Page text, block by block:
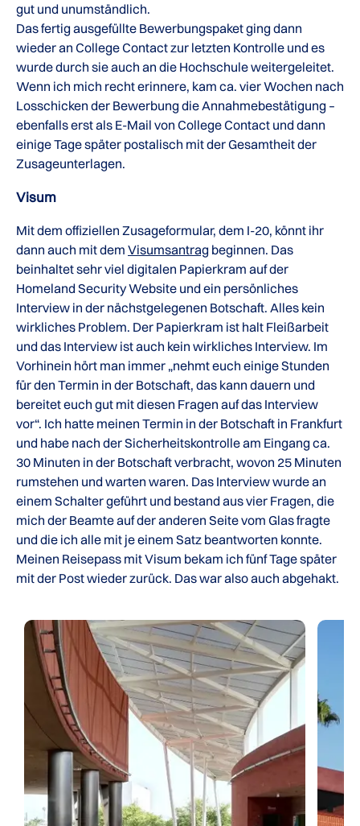
gut und unumständlich.
Das fertig ausgefüllte Bewerbungspaket ging dann
wieder an College Contact zur letzten Kontrolle und es
wurde durch sie auch an die Hochschule weitergeleitet.
Wenn ich mich recht erinnere, kam ca. vier Wochen nach
Losschicken der Bewerbung die Annahmebestätigung –
ebenfalls erst als E-Mail von College Contact und dann
einige Tage später postalisch mit der Gesamtheit der
Zusageunterlagen.
Visum
Mit dem offiziellen Zusageformular, dem I-20, könnt ihr
dann auch mit dem Visumsantrag beginnen. Das
beinhaltet sehr viel digitalen Papierkram auf der
Homeland Security Website und ein persönliches
Interview in der nächstgelegenen Botschaft. Alles kein
wirkliches Problem. Der Papierkram ist halt Fleißarbeit
und das Interview ist auch kein wirkliches Interview. Im
Vorhinein hört man immer „nehmt euch einige Stunden
für den Termin in der Botschaft, das kann dauern und
bereitet euch gut mit diesen Fragen auf das Interview
vor“. Ich hatte meinen Termin in der Botschaft in Frankfurt
und habe nach der Sicherheitskontrolle am Eingang ca.
30 Minuten in der Botschaft verbracht, wovon 25 Minuten
rumstehen und warten waren. Das Interview wurde an
einem Schalter geführt und bestand aus vier Fragen, die
mich der Beamte auf der anderen Seite vom Glas fragte
und die ich alle mit je einem Satz beantworten konnte.
Meinen Reisepass mit Visum bekam ich fünf Tage später
mit der Post wieder zurück. Das war also auch abgehakt.